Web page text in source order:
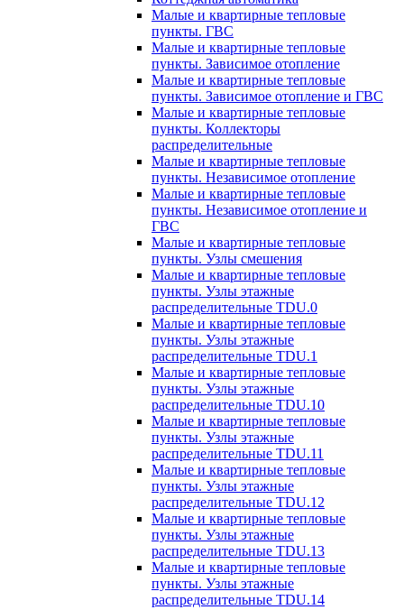
Малые и квартирные тепловые
пункты. ГВС
Малые и квартирные тепловые
пункты. Зависимое отопление
Малые и квартирные тепловые
пункты. Зависимое отопление и ГВС
Малые и квартирные тепловые
пункты. Коллекторы
распределительные
Малые и квартирные тепловые
пункты. Независимое отопление
Малые и квартирные тепловые
пункты. Независимое отопление и
ГВС
Малые и квартирные тепловые
пункты. Узлы смешения
Малые и квартирные тепловые
пункты. Узлы этажные
распределительные TDU.0
Малые и квартирные тепловые
пункты. Узлы этажные
распределительные TDU.1
Малые и квартирные тепловые
пункты. Узлы этажные
распределительные TDU.10
Малые и квартирные тепловые
пункты. Узлы этажные
распределительные TDU.11
Малые и квартирные тепловые
пункты. Узлы этажные
распределительные TDU.12
Малые и квартирные тепловые
пункты. Узлы этажные
распределительные TDU.13
Малые и квартирные тепловые
пункты. Узлы этажные
распределительные TDU.14